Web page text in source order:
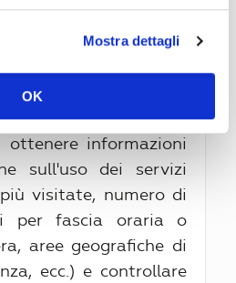
Mostra dettagli
OK
informatico
dei servizi web,
anche trattati allo
ottenere informazioni
sull'uso dei servizi
visitate, numero di
per fascia oraria o
aree geografiche di
ecc.) e controllare